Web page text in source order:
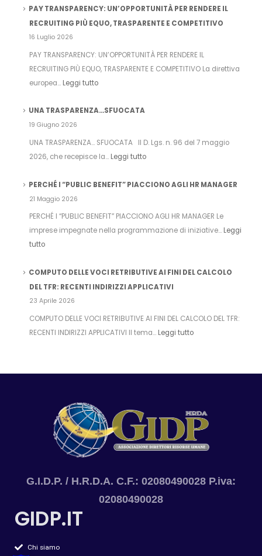
PAY TRANSPARENCY: UN’OPPORTUNITÀ PER RENDERE IL
RECRUITING PIÙ EQUO, TRASPARENTE E COMPETITIVO
16 Luglio 2026
PAY TRANSPARENCY: UN’OPPORTUNITÀ PER RENDERE IL
RECRUITING PIÙ EQUO, TRASPARENTE E COMPETITIVO La direttiva
europea… Leggi tutto
UNA TRASPARENZA…SFUOCATA
19 Giugno 2026
UNA TRASPARENZA… SFUOCATA Il D. Lgs. n. 96 del 7 maggio
2026, che recepisce la… Leggi tutto
PERCHÉ I “PUBLIC BENEFIT” PIACCIONO AGLI HR MANAGER
21 Maggio 2026
PERCHÉ I “PUBLIC BENEFIT” PIACCIONO AGLI HR MANAGER Le
imprese impegnate nella programmazione di iniziative… Leggi
tutto
COMPUTO DELLE VOCI RETRIBUTIVE AI FINI DEL CALCOLO
DEL TFR: RECENTI INDIRIZZI APPLICATIVI
23 Aprile 2026
COMPUTO DELLE VOCI RETRIBUTIVE AI FINI DEL CALCOLO DEL TFR:
RECENTI INDIRIZZI APPLICATIVI Il tema… Leggi tutto
G.I.D.P. / H.R.D.A. C.F.: 02080490028 P.iva:
02080490028
GIDP.IT
Chi siamo